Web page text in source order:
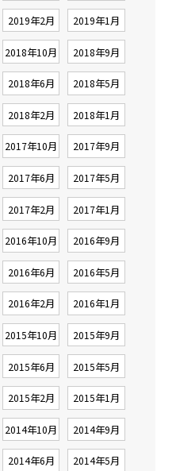
2019年2月 2019年1月
2018年10月 2018年9月
2018年6月 2018年5月
2018年2月 2018年1月
2017年10月 2017年9月
2017年6月 2017年5月
2017年2月 2017年1月
2016年10月 2016年9月
2016年6月 2016年5月
2016年2月 2016年1月
2015年10月 2015年9月
2015年6月 2015年5月
2015年2月 2015年1月
2014年10月 2014年9月
2014年6月 2014年5月